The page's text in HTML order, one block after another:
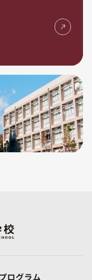
ログラム